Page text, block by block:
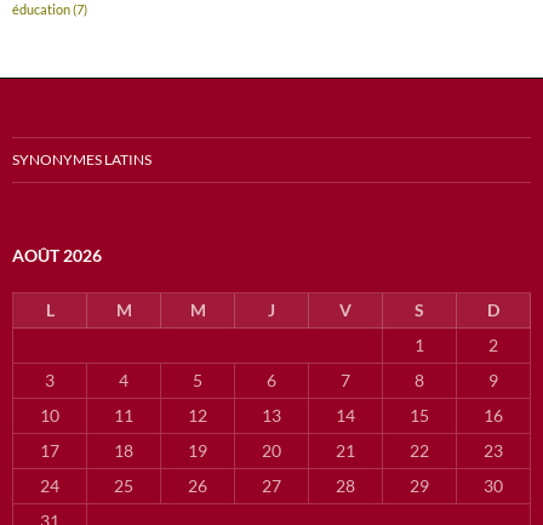
éducation(7)
SYNONYMES LATINS
AOÛT 2026
L M M J V S
D
1
2
3
4 5 6 7 8
9
10
11 12 13 14 15
16
17
18 19 20 21 22
23
24
25 26 27 28 29
30